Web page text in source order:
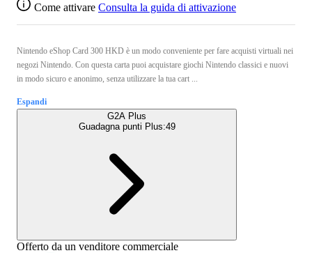
Come attivare Consulta la guida di attivazione
Nintendo eShop Card 300 HKD è un modo conveniente per fare acquisti virtuali nei
negozi Nintendo. Con questa carta puoi acquistare giochi Nintendo classici e nuovi
in modo sicuro e anonimo, senza utilizzare la tua cart ...
Espandi
G2A Plus
Guadagna punti Plus:49
Offerto da un venditore commerciale